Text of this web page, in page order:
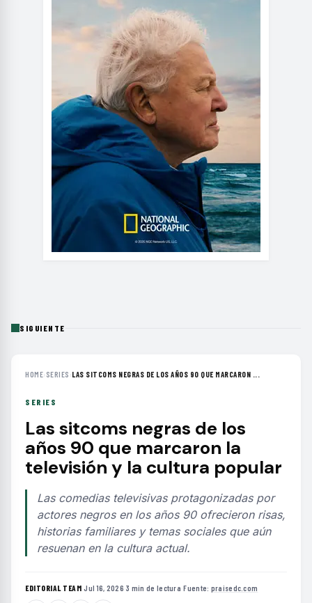
SIGUIENTE
HOME› SERIES ›LAS SITCOMS NEGRAS DE LOS AÑOS 90 QUE MARCARON ...
SERIES
Las sitcoms negras de los
años 90 que marcaron la
televisión y la cultura popular
Las comedias televisivas protagonizadas por
actores negros en los años 90 ofrecieron risas,
historias familiares y temas sociales que aún
resuenan en la cultura actual.
EDITORIAL TEAM·Jul 16, 2026·3 min de lectura·Fuente: praisedc.com